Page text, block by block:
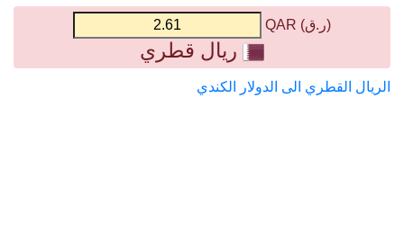
(ر.ق) QAR
ريال قطري
الريال القطري الى الدولار الكندي